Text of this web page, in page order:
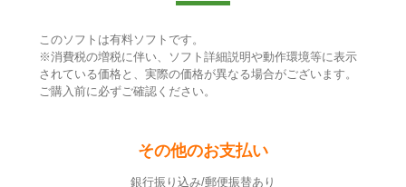
このソフトは有料ソフトです。
※消費税の増税に伴い、ソフト詳細説明や動作環境等に表示
されている価格と、実際の価格が異なる場合がございます。
ご購入前に必ずご確認ください。
その他のお支払い
銀行振り込み/郵便振替あり